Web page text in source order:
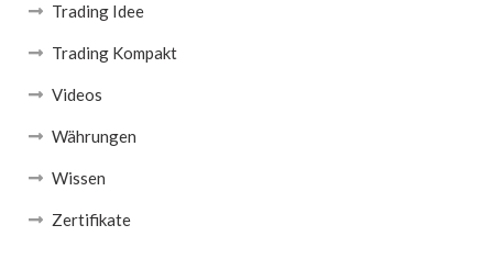
Trading Idee
Trading Kompakt
Videos
Währungen
Wissen
Zertifikate